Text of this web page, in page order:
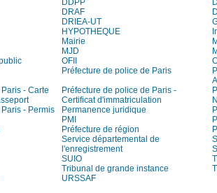
DDPP
DRAF
DRIEA-UT
HYPOTHEQUE
Mairie
MJD
OFII
Préfecture de police de Paris
- Carte
Préfecture de police de Paris -
Certificat d'immatriculation
- Permis
Permanence juridique
PMI
Préfecture de région
Service départemental de
l'enregistrement
SUIO
Tribunal de grande instance
URSSAF